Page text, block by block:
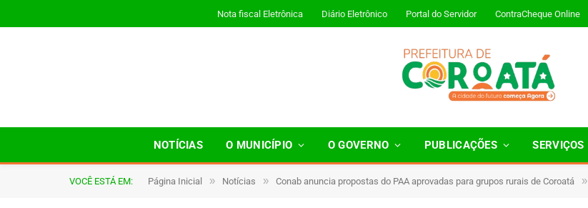
Nota fiscal Eletrônica Diário Eletrônico Portal do Servidor ContraCheque Online
NOTÍCIAS O MUNICÍPIO O GOVERNO PUBLICAÇÕES SERVIÇOS
VOCÊ ESTÁ EM: Página Inicial » Notícias » Conab anuncia propostas do PAA aprovadas para grupos rurais de Coroatá »